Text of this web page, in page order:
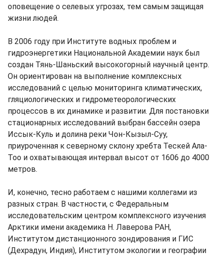
оповещение о селевых угрозах, тем самым защищая
жизни людей.
В 2006 году при Институте водных проблем и
гидроэнергетики Национальной Академии наук был
создан Тянь-Шаньский высокогорный научный центр.
Он ориентирован на выполнение комплексных
исследований с целью мониторинга климатических,
гляциологических и гидрометеорологических
процессов в их динамике и развитии. Для постановки
стационарных исследований выбран бассейн озера
Иссык-Куль и долина реки Чон-Кызыл-Суу,
приуроченная к северному склону хребта Тескей Ала-
Тоо и охватывающая интервал высот от 1606 до 4000
метров.
И, конечно, тесно работаем с нашими коллегами из
разных стран. В частности, с Федеральным
исследовательским центром комплексного изучения
Арктики имени академика Н. Лаверова РАН,
Институтом дистанционного зондирования и ГИС
(Дехрадун, Индия), Институтом экологии и географии